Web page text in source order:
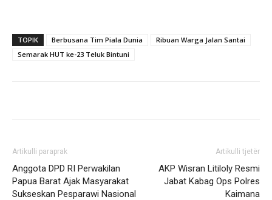
TOPIK Berbusana Tim Piala Dunia
Ribuan Warga Jalan Santai
Semarak HUT ke-23 Teluk Bintuni
Artikulli paraprak
Anggota DPD RI Perwakilan
Papua Barat Ajak Masyarakat
Sukseskan Pesparawi Nasional
Artikulli tjetër
AKP Wisran Litiloly Resmi
Jabat Kabag Ops Polres
Kaimana